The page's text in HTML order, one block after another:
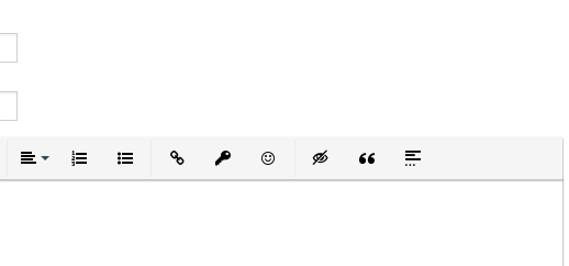
ЗачеркнутыйВыравнивание
Нумерованный список
Маркированный список
Вставить ссылку
Вставить защищенную ссылку
Вставить смайлик
Вставка скрытого текста
Вставка цитаты
Вставка спойлера